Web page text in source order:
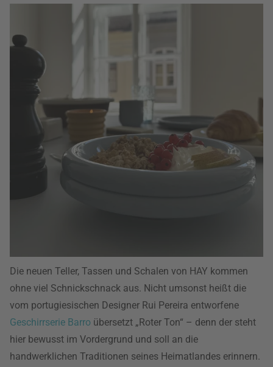
Die neuen Teller, Tassen und Schalen von HAY kommen
ohne viel Schnickschnack aus. Nicht umsonst heißt die
vom portugiesischen Designer Rui Pereira entworfene
Geschirrserie Barro übersetzt „Roter Ton“ – denn der steht
hier bewusst im Vordergrund und soll an die
handwerklichen Traditionen seines Heimatlandes erinnern.